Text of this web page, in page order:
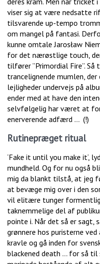
viser sig at være nedsatte
tilsvarende up-tempo
om mangel på fantasi.
kunne omtale Jarosław
for det nærøstlige touch,
tilfører ”Primordial Fire”.
trancelignende mumlen,
lejligheder undervejs på
ender med at have den
selvfølgelig har været at
enerverende adfærd … (!)
Rutinepræget ritual
‘Fake it until you make it‘,
mundheld. Og for nu også
mig da blankt tilstå, at jeg
at bevæge mig over i den
vil elitære tunger
taknemmelige del af
pointe i. Når det så er sagt,
grønnere hos puristerne
kravle og gå inden for
blackened death … for så til